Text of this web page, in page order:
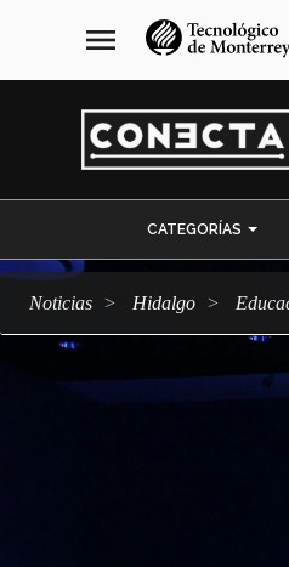
navegación
principal
menu
CATEGORÍAS
Noticias Hidalgo